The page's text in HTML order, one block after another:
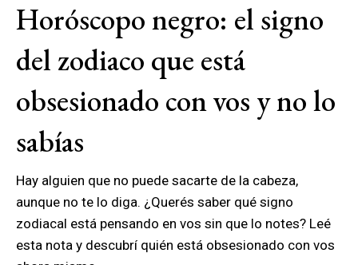
Horóscopo negro: el signo
del zodiaco que está
obsesionado con vos y no lo
sabías
Hay alguien que no puede sacarte de la cabeza,
aunque no te lo diga. ¿Querés saber qué signo
zodiacal está pensando en vos sin que lo notes? Leé
esta nota y descubrí quién está obsesionado con vos